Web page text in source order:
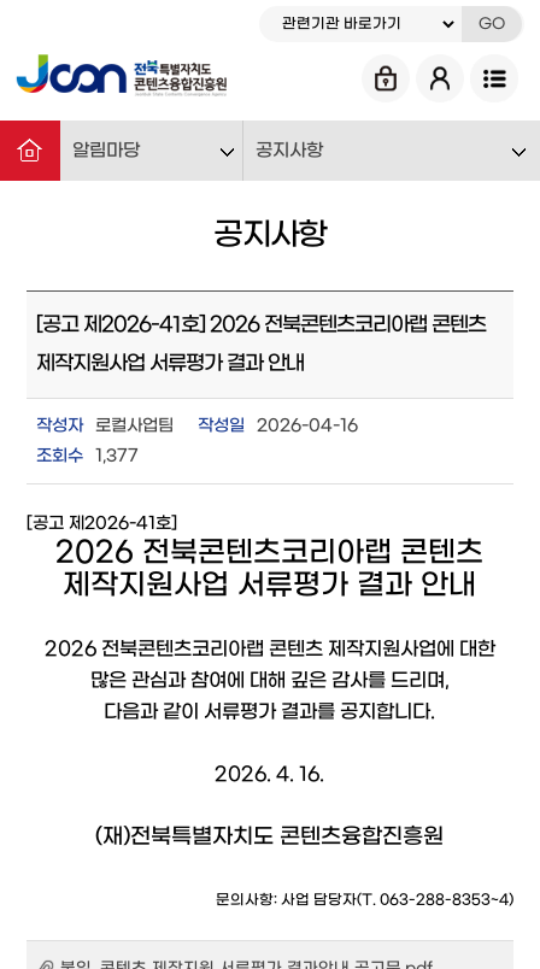
GO
알림마당 공지사항
공지사항
[공고 제2026-41호] 2026 전북콘텐츠코리아랩 콘텐츠
제작지원사업 서류평가 결과 안내
작성자 로컬사업팀 작성일
2026-04-16
조회수
1,377
[공고 제2026-41호]
2026 전북콘텐츠코리아랩 콘텐츠
제작지원사업 서류평가 결과 안내
2026 전북콘텐츠코리아랩 콘텐츠 제작지원사업에 대한
많은 관심과 참여에 대해 깊은 감사를 드리며,
다음과 같이 서류평가 결과를 공지합니다.
2026. 4. 16.
(재)전북특별자치도 콘텐츠융합진흥원
문의사항: 사업 담당자(T. 063-288-8353~4)